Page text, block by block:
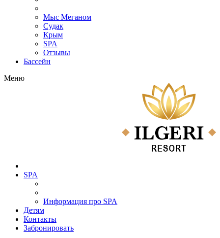
Мыс Меганом
Cудак
Крым
SPA
Отзывы
Бассейн
Меню
SPA
Информация про SPA
Детям
Контакты
Забронировать